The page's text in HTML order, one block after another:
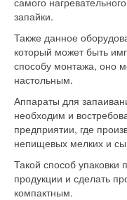
запайки.
Также данное
который может быть
способу монтажа, оно
настольным.
Аппараты для
необходим и
предприятии, где
непищевых мелких и
Такой способ упаковки
продукции и сделать
компактным.